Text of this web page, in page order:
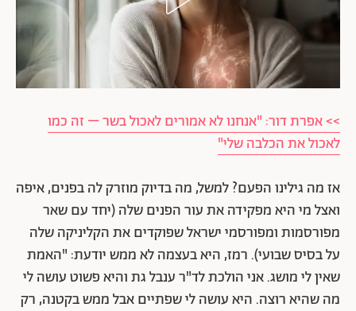
>> אפרת דור: "אנחנו לא אמורים לאכול בשר – זה כמו
לאכול את הכלבה שלי"
אז מה גילינו הפעם? למשל, מה בדיוק מוזרק לה בפנים, איפה
ואצל מי היא מפקידה את עור הפנים שלה (יחד עם שאר
מפורסמות ומפורסמי ישראל שפוקדים את הקליניקה שלה
על בסיס שבועי). רמז, היא בעצמה לא ממש יודעת: "האמת
שאין לי מושג. אני הולכת לד"ר ענבל גת והיא פשוט עושה לי
מה שהיא רוצה. היא עושה לי שפתיים אבל ממש בקטנה, רק